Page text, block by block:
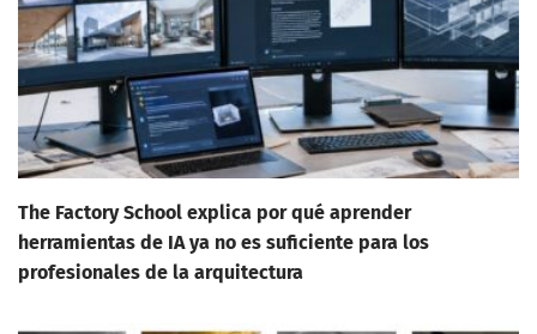
The Factory School explica por qué aprender
herramientas de IA ya no es suficiente para los
profesionales de la arquitectura